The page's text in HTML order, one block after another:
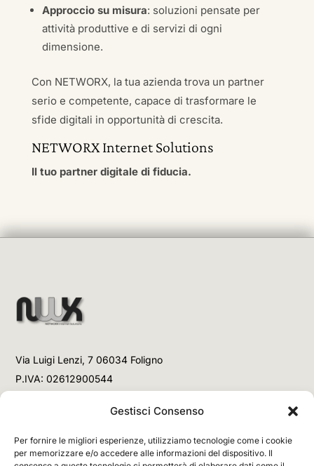
Gestisci Consenso
Per fornire le migliori esperienze, utilizziamo tecnologie come i cookie
per memorizzare e/o accedere alle informazioni del dispositivo. Il
Approccio su misura: soluzioni pensate per
attività produttive e di servizi di ogni
dimensione.
Con NETWORX, la tua azienda trova un partner
serio e competente, capace di trasformare le
sfide digitali in opportunità di crescita.
NETWORX Internet Solutions
Il tuo partner digitale di fiducia.
Via Luigi Lenzi, 7 06034 Foligno
P.IVA: 02612900544
+39 3477853708 (Chiamata)